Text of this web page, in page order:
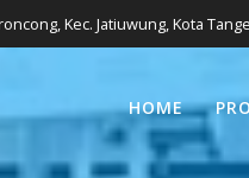
Kec. Jatiuwung, Kota
HOME